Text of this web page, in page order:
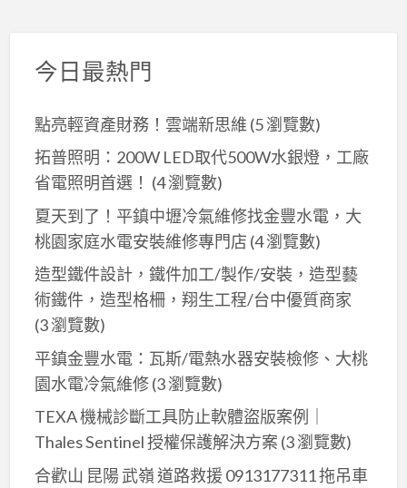
今日最熱門
點亮輕資產財務！雲端新思維 (5 瀏覽數)
拓普照明：200W LED取代500W水銀燈，工廠
省電照明首選！ (4 瀏覽數)
夏天到了！平鎮中壢冷氣維修找金豐水電，大
桃園家庭水電安裝維修專門店 (4 瀏覽數)
造型鐵件設計，鐵件加工/製作/安裝，造型藝
術鐵件，造型格柵，翔生工程/台中優質商家
(3 瀏覽數)
平鎮金豐水電：瓦斯/電熱水器安裝檢修、大桃
園水電冷氣維修(3 瀏覽數)
TEXA 機械診斷工具防止軟體盜版案例｜
Thales Sentinel 授權保護解決方案 (3 瀏覽數)
合歡山 昆陽 武嶺 道路救援 0913177311 拖吊車